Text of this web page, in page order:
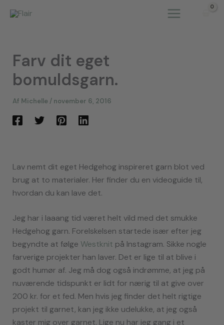
Farv dit eget
bomuldsgarn.
Af Michelle / november 6, 2016
Lav nemt dit eget Hedgehog inspireret garn blot ved
brug at to materialer. Her finder du en videoguide til,
hvordan du kan lave det.
Jeg har i laaang tid været helt vild med det smukke
Hedgehog garn. Forelskelsen startede især efter jeg
begyndte at følge Westknit på Instagram. Sikke nogle
farverige projekter han laver. Det er lige til at blive i
godt humør af. Jeg må dog også indrømme, at jeg på
nuværende tidspunkt er lidt for nærig til at give over
200 kr. for et fed. Men hvis jeg finder det helt rigtige
projekt til garnet, kan jeg ikke udelukke, at jeg også
kaster mig over garnet. Lige nu har jeg gang i et